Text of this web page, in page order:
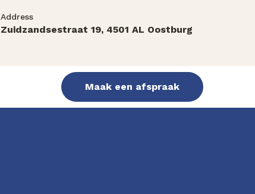
Address
Zuidzandsestraat 19, 4501 AL Oostburg
Maak een afspraak